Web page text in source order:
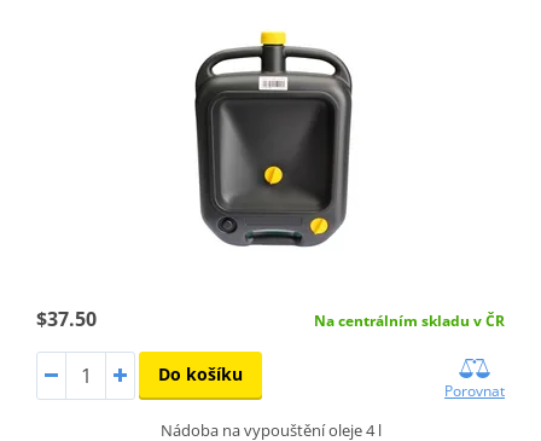
$37.50 Na centrálním skladu v ČR
Do košíku
Porovnat
Nádoba na vypouštění oleje 4 l